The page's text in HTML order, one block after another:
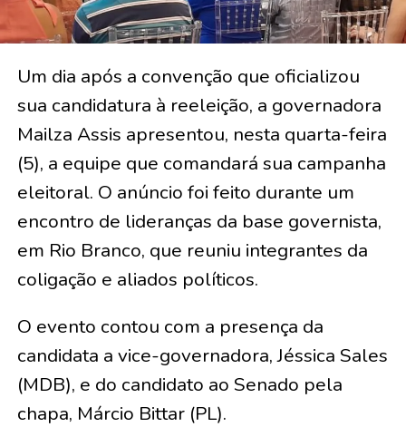
Um dia após a convenção que oficializou
sua candidatura à reeleição, a governadora
Mailza Assis apresentou, nesta quarta-feira
(5), a equipe que comandará sua campanha
eleitoral. O anúncio foi feito durante um
encontro de lideranças da base governista,
em Rio Branco, que reuniu integrantes da
coligação e aliados políticos.
O evento contou com a presença da
candidata a vice-governadora, Jéssica Sales
(MDB), e do candidato ao Senado pela
chapa, Márcio Bittar (PL).